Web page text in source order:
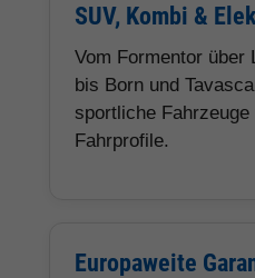
SUV, Kombi &
Vom Formentor über
bis Born und
sportliche
Fahrprofile.
Europaweite